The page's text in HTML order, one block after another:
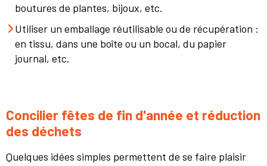
boutures de plantes, bijoux, etc.
Utiliser un emballage réutilisable ou de récupération :
en tissu, dans une boîte ou un bocal, du papier
journal, etc.
Concilier fêtes de fin d'année et réduction
des déchets
Quelques idées simples permettent de se faire plaisir